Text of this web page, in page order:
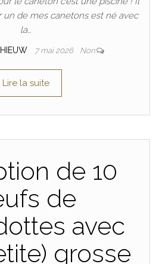
un de mes canetons est né avec
la…
7 mai 2026 Non
Lire la suite
de 10
de
avec
grosse